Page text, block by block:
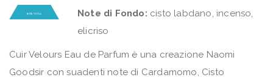
Note di Fondo: cisto labdano, incenso,
elicriso
Cuir Velours Eau de Parfum è una creazione Naomi
Goodsir con suadenti note di Cardamomo, Cisto